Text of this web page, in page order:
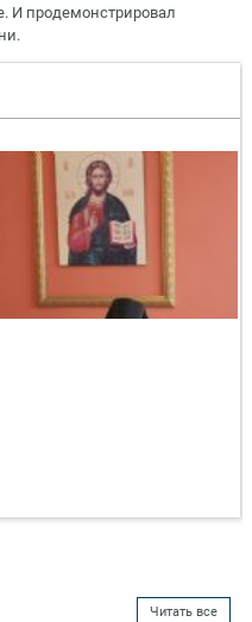
И продемонстрировал
Читать все